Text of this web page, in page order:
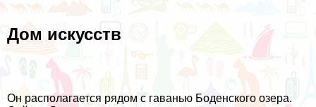
Дом искусств
Он располагается рядом с гаванью Боденского озера.